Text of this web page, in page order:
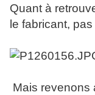
Quant à
le fabricant,
Mais revenons